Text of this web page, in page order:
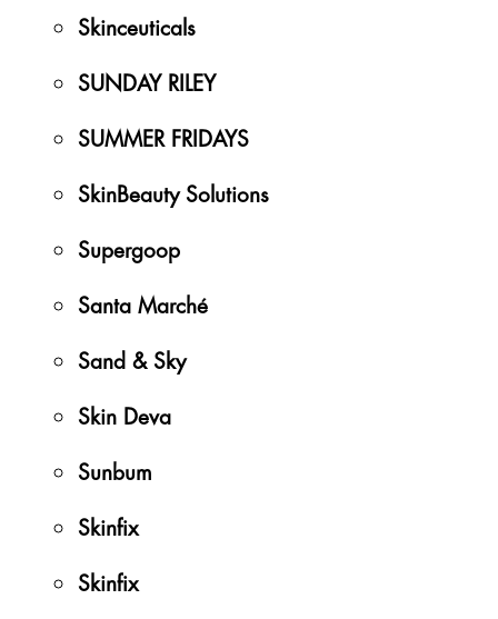
Skinceuticals
SUNDAY RILEY
SUMMER FRIDAYS
SkinBeauty Solutions
Supergoop
Santa Marché
Sand & Sky
Skin Deva
Sunbum
Skinfix
Skinfix